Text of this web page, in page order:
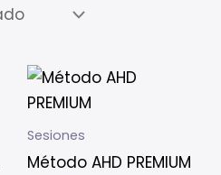
Sesiones
Método AHD PREMIUM